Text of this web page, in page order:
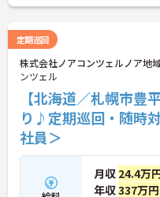
定期巡回
株式会社ノアコンツェルノア地
ンツェル
【北海道／札幌市豊
り♪定期巡回・随時
社員＞
月収 24.4万
年収337万